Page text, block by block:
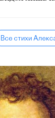
Все стихи